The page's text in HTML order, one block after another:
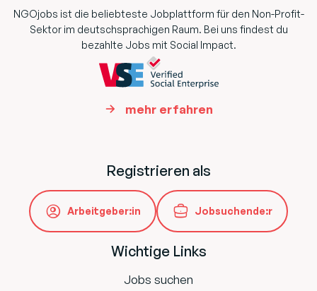
NGOjobs ist die beliebteste Jobplattform für den Non-Profit-
Sektor im deutschsprachigen Raum. Bei uns findest du
bezahlte Jobs mit Social Impact.
mehr erfahren
Registrieren als
Arbeitgeber:in Jobsuchende:r
Wichtige Links
Jobs suchen